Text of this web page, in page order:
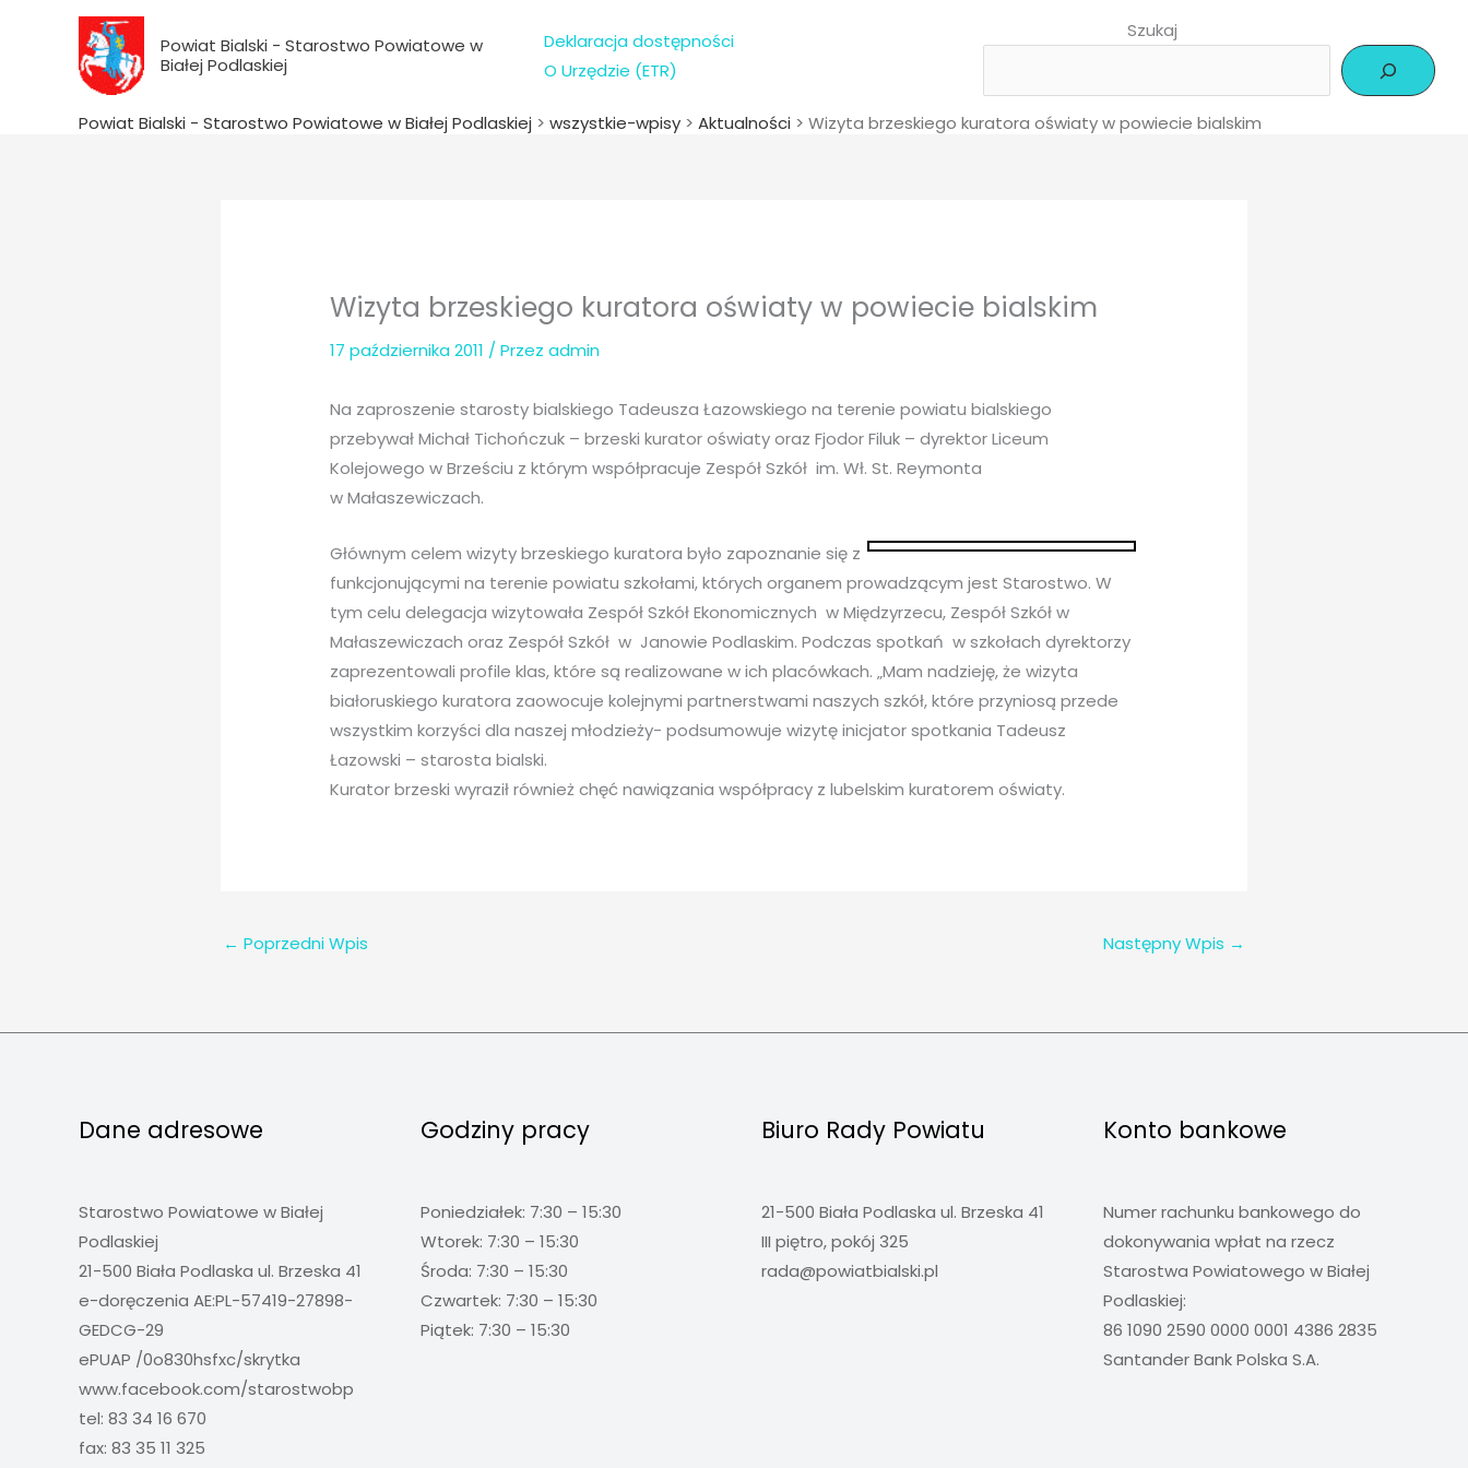
Powiat Bialski - Starostwo Powiatowe w
Białej Podlaskiej
Deklaracja dostępności
O Urzędzie (ETR)
Szukaj
Powiat Bialski - Starostwo Powiatowe w Białej Podlaskiej > wszystkie-wpisy > Aktualności > Wizyta brzeskiego kuratora oświaty w powiecie bialskim
Wizyta brzeskiego kuratora oświaty w powiecie bialskim
17 października 2011 / Przezadmin
Na zaproszenie starosty bialskiego Tadeusza Łazowskiego na terenie powiatu bialskiego
przebywał Michał Tichończuk – brzeski kurator oświaty oraz Fjodor Filuk – dyrektor Liceum
Kolejowego w Brześciu z którym współpracuje Zespół Szkół im. Wł. St. Reymonta
w Małaszewiczach.
Głównym celem wizyty brzeskiego kuratora było zapoznanie się z
funkcjonującymi na terenie powiatu szkołami, których organem prowadzącym jest Starostwo. W
tym celu delegacja wizytowała Zespół Szkół Ekonomicznych w Międzyrzecu, Zespół Szkół w
Małaszewiczach oraz Zespół Szkół w Janowie Podlaskim. Podczas spotkań w szkołach dyrektorzy
zaprezentowali profile klas, które są realizowane w ich placówkach. „Mam nadzieję, że wizyta
białoruskiego kuratora zaowocuje kolejnymi partnerstwami naszych szkół, które przyniosą przede
wszystkim korzyści dla naszej młodzieży- podsumowuje wizytę inicjator spotkania Tadeusz
Łazowski – starosta bialski.
Kurator brzeski wyraził również chęć nawiązania współpracy z lubelskim kuratorem oświaty.
← Poprzedni Wpis Następny Wpis →
Dane adresowe
Starostwo Powiatowe w Białej
Podlaskiej
21-500 Biała Podlaska ul. Brzeska 41
e-doręczenia AE:PL-57419-27898-
GEDCG-29
ePUAP /0o830hsfxc/skrytka
www.facebook.com/starostwobp
tel: 83 34 16 670
fax: 83 35 11 325
Godziny pracy
Poniedziałek: 7:30 – 15:30
Wtorek: 7:30 – 15:30
Środa: 7:30 – 15:30
Czwartek: 7:30 – 15:30
Piątek: 7:30 – 15:30
Biuro Rady Powiatu
21-500 Biała Podlaska ul. Brzeska 41
III piętro, pokój 325
rada@powiatbialski.pl
Konto bankowe
Numer rachunku bankowego do
dokonywania wpłat na rzecz
Starostwa Powiatowego w Białej
Podlaskiej:
86 1090 2590 0000 0001 4386 2835
Santander Bank Polska S.A.